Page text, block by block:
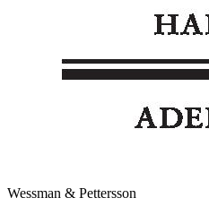
Wessman & Pettersson